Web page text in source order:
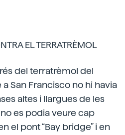
EL TERRATRÈMOL
del terratrèmol del
San Francisco no hi havia
altes i llargues de les
es podia veure cap
el pont “Bay bridge” i en